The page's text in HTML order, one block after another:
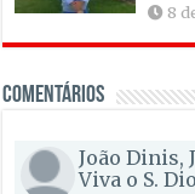
8
Comentários
João Dinis,
Viva o S.